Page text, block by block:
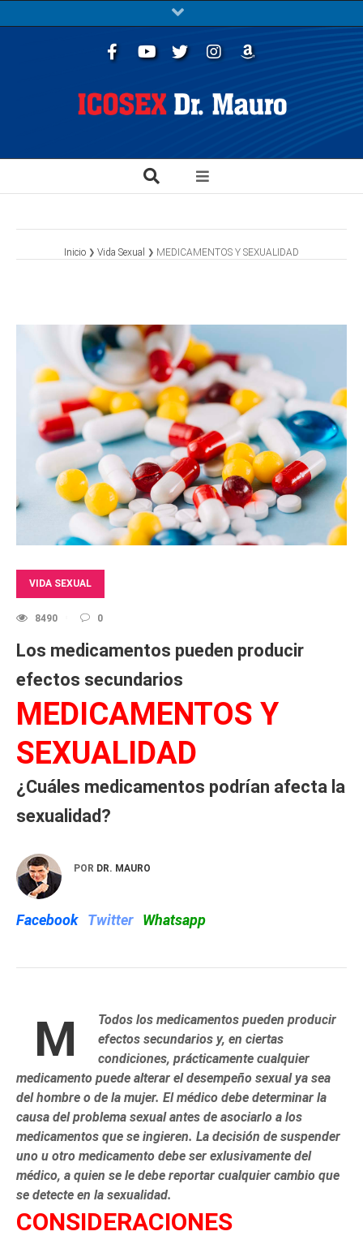
Inicio Vida Sexual MEDICAMENTOS Y SEXUALIDAD
VIDA SEXUAL
8490 0
Los medicamentos pueden producir
efectos secundarios
MEDICAMENTOS Y
SEXUALIDAD
¿Cuáles medicamentos podrían afecta la
sexualidad?
POR DR. MAURO
Facebook Twitter Whatsapp
M
Todos los medicamentos pueden producir
efectos secundarios y, en ciertas
condiciones, prácticamente cualquier
medicamento puede alterar el desempeño sexual ya sea
del hombre o de la mujer. El médico debe determinar la
causa del problema sexual antes de asociarlo a los
medicamentos que se ingieren. La decisión de suspender
uno u otro medicamento debe ser exlusivamente del
médico, a quien se le debe reportar cualquier cambio que
se detecte en la sexualidad.
CONSIDERACIONES